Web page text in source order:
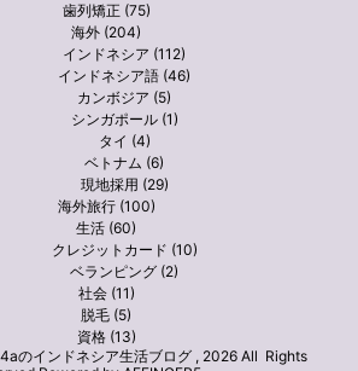
歯列矯正 (75)
海外 (204)
インドネシア (112)
インドネシア語 (46)
カンボジア (5)
シンガポール (1)
タイ (4)
ベトナム (6)
現地採用 (29)
海外旅行 (100)
生活 (60)
クレジットカード (10)
ベランピング (2)
社会 (11)
脱毛 (5)
資格 (13)
のインドネシア生活ブログ , 2026 All Rights